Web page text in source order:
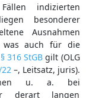
indizierten
besonderer
Ausnahmen
was auch für die
§ 316 StGB gilt (OLG
–, Leitsatz, juris).
u. a. bei
derart langen